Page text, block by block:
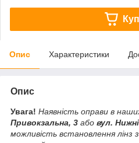
Опис Характеристики
Опис
Увага! Наявність оправи в
Привокзальна, 3 або вул.
можливість встановлення лінз